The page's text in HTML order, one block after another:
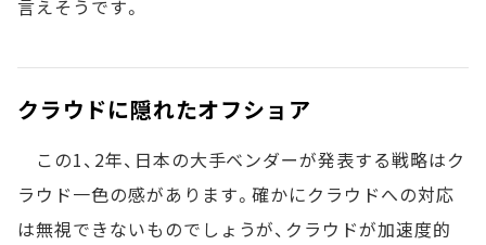
言えそうです。
クラウドに隠れたオフショア
この1、2年、日本の大手ベンダーが発表する戦略はク
ラウド一色の感があります。確かにクラウドへの対応
は無視できないものでしょうが、クラウドが加速度的